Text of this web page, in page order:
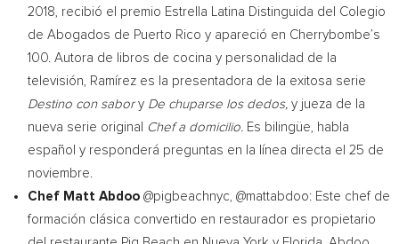
2018, recibió el premio Estrella Latina Distinguida del Colegio
de Abogados de Puerto Rico y apareció en Cherrybombe’s
100. Autora de libros de cocina y personalidad de la
televisión, Ramírez es la presentadora de la exitosa serie
Destino con sabory De chuparse los dedos, y jueza de la
nueva serie original
Chef a domicilio. Es bilingüe, habla
español y responderá preguntas en la línea directa el 25 de
noviembre.
Chef Matt Abdoo @pigbeachnyc, @mattabdoo: Este chef de
formación clásica convertido en restaurador es propietario